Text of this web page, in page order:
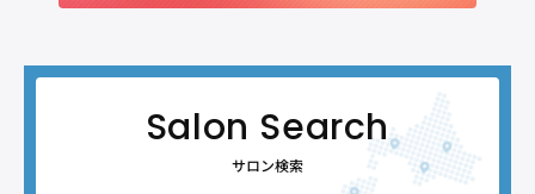
サロン検索